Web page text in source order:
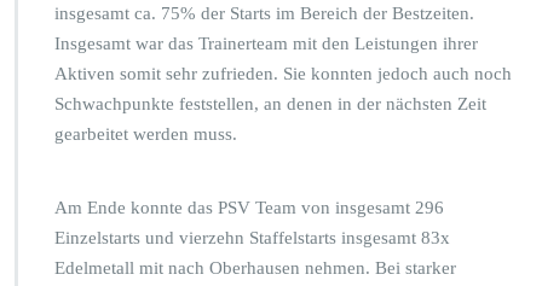
o
n
insgesamt ca. 75% der Starts im Bereich der Bestzeiten.
Insgesamt war das Trainerteam mit den Leistungen ihrer
Aktiven somit sehr zufrieden. Sie konnten jedoch auch noch
Schwachpunkte feststellen, an denen in der nächsten Zeit
gearbeitet werden muss.
Am Ende konnte das PSV Team von insgesamt 296
Einzelstarts und vierzehn Staffelstarts insgesamt 83x
Edelmetall mit nach Oberhausen nehmen. Bei starker